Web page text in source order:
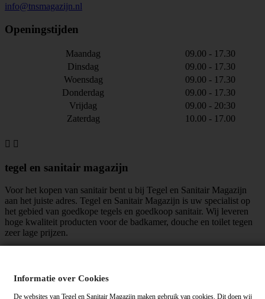
info@tnsmagazijn.nl
Openingstijden
Maandag
09.00 - 17.30
Dinsdag
09.00 - 17.30
Woensdag
09.00 - 17.30
Donderdag
09.00 - 17.30
Vrijdag
09.00 - 20:30
Zaterdag
10.00 - 17.00
 
tegel en sanitair magazijn
Voor het kopen van sanitair bent u bij Tegel en Sanitair Magazijn
aan het juiste adres. Tegel en Sanitair Magazijn is uw specialist op
het gebied van goedkope tegels en goedkoop sanitair. Wij leveren
hoge kwaliteit producten voor de badkamer, douche en toilet tegen
zeer lage prijzen.
Algemene voorwaarden
Informatie over Cookies
De websites van Tegel en Sanitair Magazijn maken gebruik van cookies. Dit doen wij